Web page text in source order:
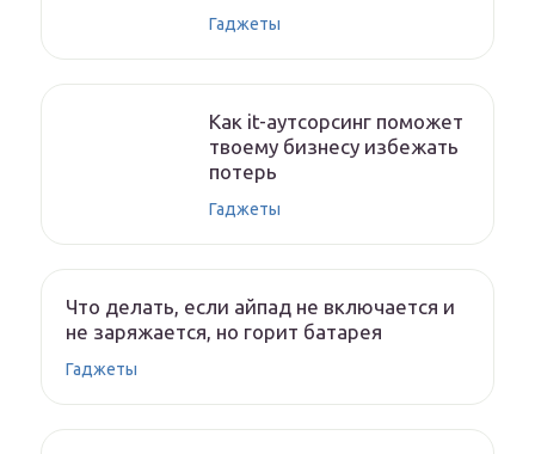
Гаджеты
Как it-аутсорсинг поможет
твоему бизнесу избежать
потерь
Гаджеты
Что делать, если айпад не включается и
не заряжается, но горит батарея
Гаджеты